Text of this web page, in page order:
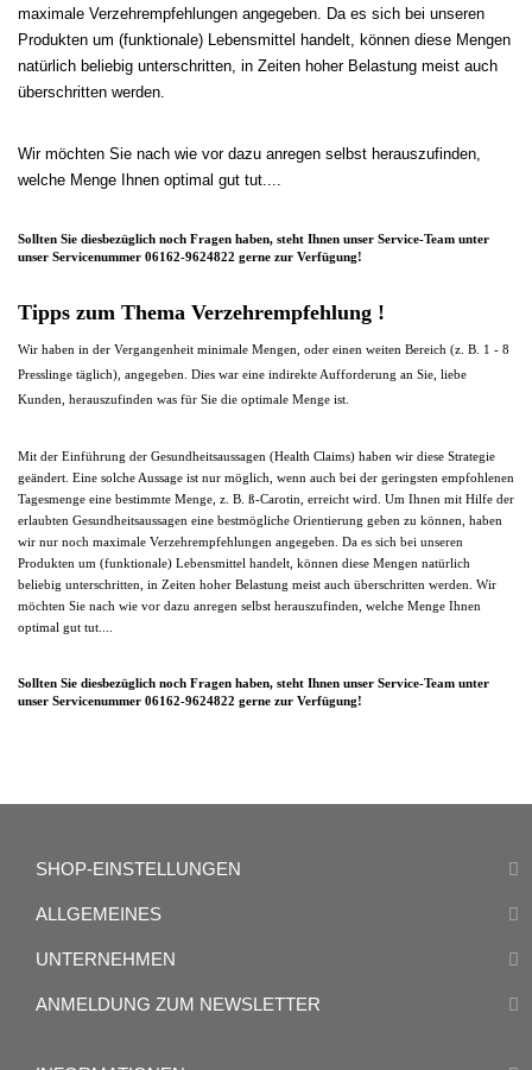
maximale Verzehrempfehlungen angegeben. Da es sich bei unseren
Produkten um (funktionale) Lebensmittel handelt, können diese Mengen
natürlich beliebig unterschritten, in Zeiten hoher Belastung meist auch
überschritten werden.
Wir möchten Sie nach wie vor dazu anregen selbst herauszufinden,
welche Menge Ihnen optimal gut tut....
Sollten Sie diesbezüglich noch Fragen haben, steht Ihnen unser Service-Team unter
unser Servicenummer 06162-9624822 gerne zur Verfügung!
Tipps zum Thema Verzehrempfehlung !
Wir haben in der Vergangenheit minimale Mengen, oder einen weiten Bereich (z. B. 1 - 8
Presslinge täglich), angegeben. Dies war eine indirekte Aufforderung an Sie, liebe
Kunden, herauszufinden was für Sie die optimale Menge ist.
Mit der Einführung der Gesundheitsaussagen (Health Claims) haben wir diese Strategie
geändert. Eine solche Aussage ist nur möglich, wenn auch bei der geringsten empfohlenen
Tagesmenge eine bestimmte Menge, z. B. ß-Carotin, erreicht wird. Um Ihnen mit Hilfe der
erlaubten Gesundheitsaussagen eine bestmögliche Orientierung geben zu können, haben
wir nur noch maximale Verzehrempfehlungen angegeben. Da es sich bei unseren
Produkten um (funktionale) Lebensmittel handelt, können diese Mengen natürlich
beliebig unterschritten, in Zeiten hoher Belastung meist auch überschritten werden. Wir
möchten Sie nach wie vor dazu anregen selbst herauszufinden, welche Menge Ihnen
optimal gut tut....
Sollten Sie diesbezüglich noch Fragen haben, steht Ihnen unser Service-Team unter
unser Servicenummer 06162-9624822 gerne zur Verfügung!
SHOP-EINSTELLUNGEN
ALLGEMEINES
UNTERNEHMEN
ANMELDUNG ZUM NEWSLETTER